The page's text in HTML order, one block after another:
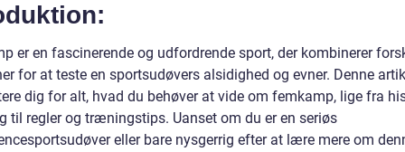
er en fascinerende og udfordrende sport, der kombinerer
for at teste en sportsudøvers alsidighed og evner. Denne
dig for alt, hvad du behøver at vide om femkamp, lige fra
til regler og træningstips. Uanset om du er en seriøs
eller bare nysgerrig efter at lære mere om